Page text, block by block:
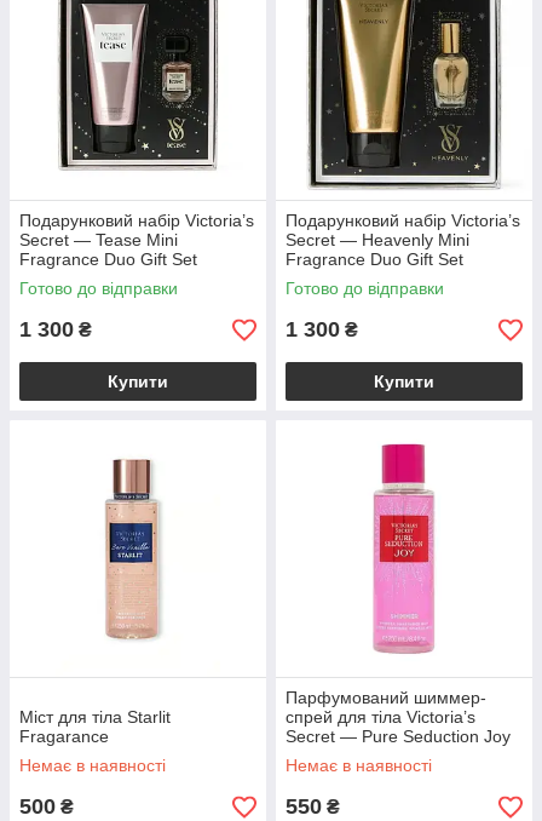
Подарунковий набір Victoria’s
Secret — Tease Mini
Fragrance Duo Gift Set
Готово до відправки
1 300 ₴
Купити
Подарунковий набір Victoria’s
Secret — Heavenly Mini
Fragrance Duo Gift Set
Готово до відправки
1 300 ₴
Купити
Міст для тіла Starlit
Fragarance
Немає в наявності
500 ₴
Парфумований шиммер-
спрей для тіла Victoria’s
Secret — Pure Seduction Joy
Shimmer Fragrance Mist / 250
мл
Немає в наявності
550 ₴